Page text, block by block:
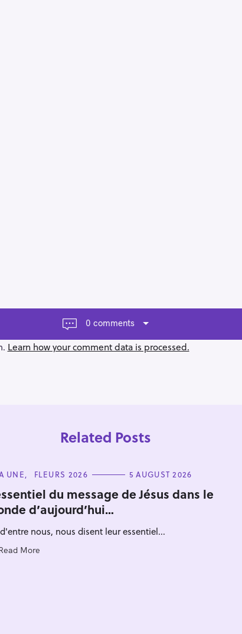
0 comments
Learn how your comment data is processed.
Related Posts
UNE FLEURS 2026 5 AUGUST 2026
du message de Jésus dans le
d’aujourd’hui…
nous, nous disent leur essentiel...
More